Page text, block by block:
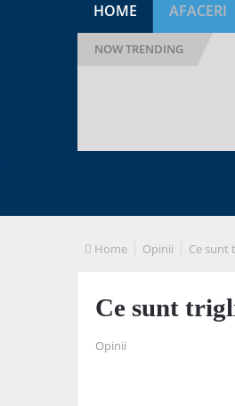
HOME AFACERI
NOW TRENDING
.
Home Opinii Ce sunt
Ce sunt
Opinii